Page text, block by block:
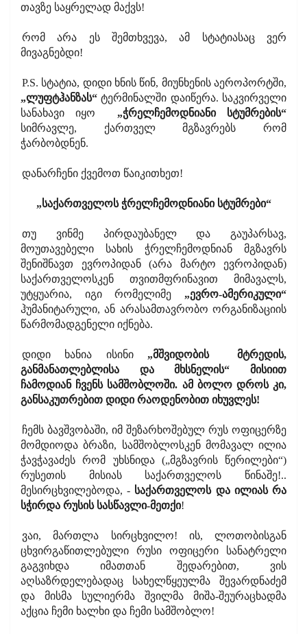
თავზე საყრელად მაქვს!
რომ არა ეს შემთხვევა, ამ სტატიასაც ვერ
მივაგნებდი!
P.S. სტატია, დიდი ხნის წინ, მიუნხენის აეროპორტში,
„ლუფტჰანზას“ ტერმინალში დაიწერა. საკვირველი
სანახავი იყო „ჭრელჩემოდნიანი სტუმრების“
სიმრავლე, ქართველ მგზავრებს რომ
ჭარბობდნენ.
დანარჩენი ქვემოთ წაიკითხეთ!
„საქართველოს ჭრელჩემოდნიანი სტუმრები“
თუ ვინმე პირდაუბანელ და გაუპარსავ,
მოუთავებელი სახის ჭრელჩემოდნიან მგზავრს
შენიშნავთ ევროპიდან (არა მარტო ევროპიდან)
საქართველოსკენ თვითმფრინავით მიმავალს,
უტყუარია, იგი რომელიმე „ევრო-ამერიკული“
ჰუმანიტარული, ან არასამთავრობო ორგანიზაციის
წარმომადგენელი იქნება.
დიდი ხანია ისინი „მშვიდობის მტრედის,
განმანათლებლისა და მხსნელის“ მისიით
ჩამოდიან ჩვენს სამშობლოში. ამ ბოლო დროს კი,
განსაკუთრებით დიდი რაოდენობით იხუვლეს!
ჩემს ბავშვობაში, იმ შეზარხოშებულ რუს ოფიცერზე
მომდიოდა ბრაზი, სამშობლოსკენ მომავალ ილია
ჭავჭავაძეს რომ უხსნიდა („მგზავრის წერილები“)
რუსეთის მისიას საქართველოს წინაშე!..
მესირცხვილებოდა, - საქართველოს და ილიას რა
სჭირდა რუსის სასწავლი-მეთქი!
ვაი, მართლა სირცხვილო! ის, ლოთობისგან
ცხვირგაწითლებული რუსი ოფიცერი სანატრელი
გაგვიხდა იმათთან შედარებით, ვის
აღსაზრდელებადაც სახელწყეულმა შევარდნაძემ
და მისმა სულიერმა შვილმა მიშა-შეურაცხადმა
აქცია ჩემი ხალხი და ჩემი სამშობლო!